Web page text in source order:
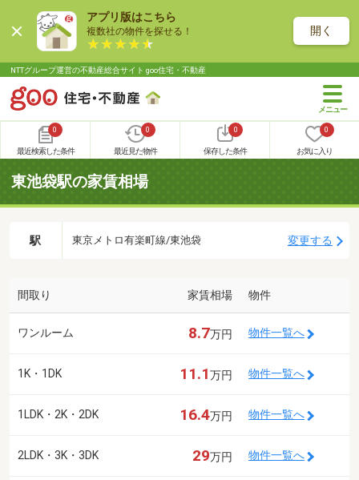
アプリ版はこちら
複数社の物件を探せる！ 開く
NTTグループ運営の不動産総合サイト goo住宅・不動産
0
最近検索した条件
0
最近見た物件
0
保存した条件
0
お気に入り
東池袋駅の家賃相場
駅 東京メトロ有楽町線/東池袋 変更する
間取り 家賃相場 物件
ワンルーム 8.7万円 物件一覧へ
1K・1DK 11.1万円 物件一覧へ
1LDK・2K・2DK 16.4万円 物件一覧へ
2LDK・3K・3DK 29万円 物件一覧へ